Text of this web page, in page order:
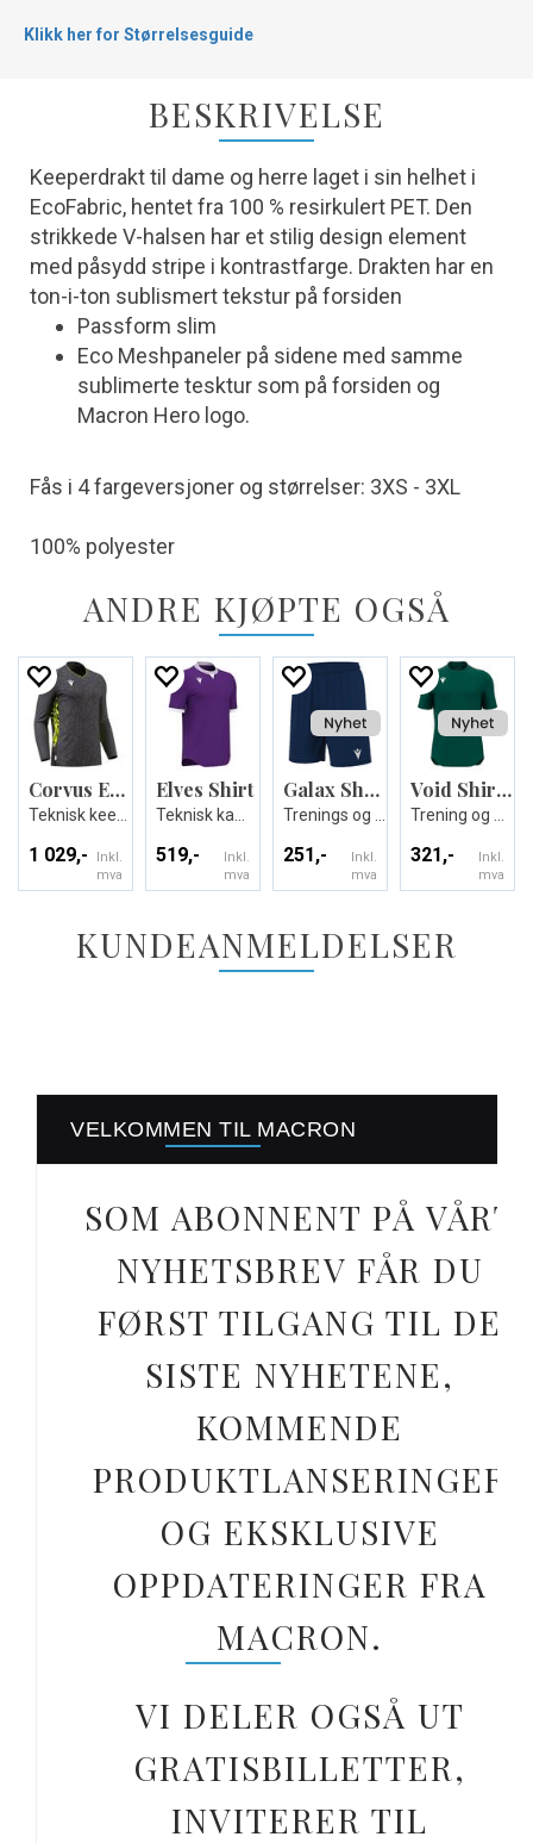
Klikk her for Størrelsesguide
BESKRIVELSE
Keeperdrakt til dame og herre laget i sin helhet i
EcoFabric, hentet fra 100 % resirkulert PET. Den
strikkede V-halsen har et stilig design element
med påsydd stripe i kontrastfarge. Drakten har en
ton-i-ton sublismert tekstur på forsiden
Passform slim
Eco Meshpaneler på sidene med samme
sublimerte tesktur som på forsiden og
Macron Hero logo.
Fås i 4 fargeversjoner og størrelser: 3XS - 3XL
100% polyester
ANDRE KJØPTE OGSÅ
Corvus Eco GK Shirt
1 029,-
Inkl.
mva
Elves Shirt
519,-
Inkl.
mva
Galax Shorts
251,-
Inkl.
mva
Void Shirt Shortsleeve
321,-
Inkl.
mva
KUNDEANMELDELSER
VELKOMMEN TIL MACRON
SOM ABONNENT PÅ VÅRT
NYHETSBREV FÅR DU
FØRST TILGANG TIL DE
SISTE NYHETENE,
KOMMENDE
PRODUKTLANSERINGER
OG EKSKLUSIVE
OPPDATERINGER FRA
MACRON.
VI DELER OGSÅ UT
GRATISBILLETTER,
INVITERER TIL